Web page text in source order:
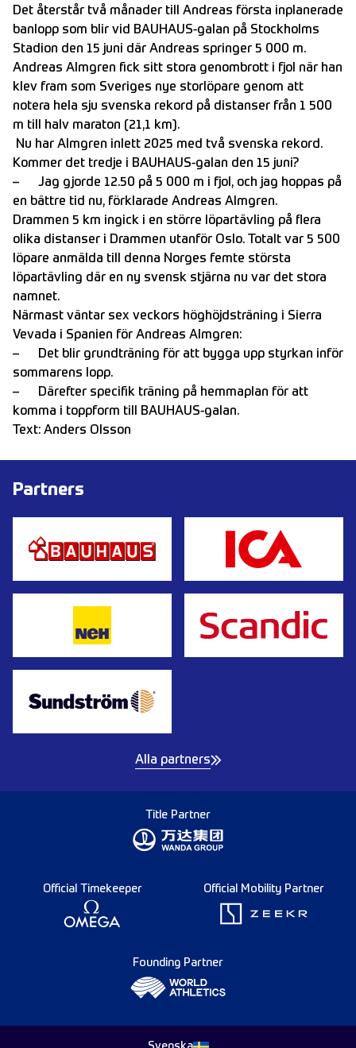
Det återstår två månader till Andreas första inplanerade
banlopp som blir vid BAUHAUS-galan på Stockholms
Stadion den 15 juni där Andreas springer 5 000 m.
Andreas Almgren fick sitt stora genombrott i fjol när han
klev fram som Sveriges nye storlöpare genom att
notera hela sju svenska rekord på distanser från 1 500
m till halv maraton (21,1 km).
Nu har Almgren inlett 2025 med två svenska rekord.
Kommer det tredje i BAUHAUS-galan den 15 juni?
– Jag gjorde 12.50 på 5 000 m i fjol, och jag hoppas på
en bättre tid nu, förklarade Andreas Almgren.
Drammen 5 km ingick i en större löpartävling på flera
olika distanser i Drammen utanför Oslo. Totalt var 5 500
löpare anmälda till denna Norges femte största
löpartävling där en ny svensk stjärna nu var det stora
namnet.
Närmast väntar sex veckors höghöjdsträning i Sierra
Vevada i Spanien för Andreas Almgren:
– Det blir grundträning för att bygga upp styrkan inför
sommarens lopp.
– Därefter specifik träning på hemmaplan för att
komma i toppform till BAUHAUS-galan.
Text: Anders Olsson
Partners
Alla partners
Title Partner
Official Timekeeper Official Mobility Partner
Founding Partner